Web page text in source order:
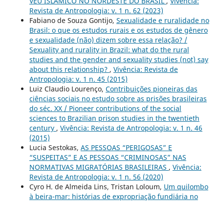
Revista de Antropologia: v. 1 n. 62 (2023)
Fabiano de Souza Gontijo, Sexualidade e ruralidade no
Brasil: o que os estudos rurais e os estudos de gênero
e sexualidade (não) dizem sobre essa relação? /
Sexuality and rurality in Brazil: what do the rural
studies and the gender and sexuality studies (not) say
about this relationship? , Vivência: Revista de
Antropologia: v. 1 n. 45 (2015)
Luiz Claudio Lourenço, Contribuições pioneiras das
ciências sociais no estudo sobre as prisões brasileiras
do séc. XX / Pioneer contributions of the social
sciences to Brazilian prison studies in the twentieth
century , Vivência: Revista de Antropologia: v. 1 n. 46
(2015)
Lucia Sestokas, AS PESSOAS “PERIGOSAS” E
“SUSPEITAS” E AS PESSOAS “CRIMINOSAS” NAS
NORMATIVAS MIGRATÓRIAS BRASILEIRAS , Vivência:
Revista de Antropologia: v. 1 n. 56 (2020)
Cyro H. de Almeida Lins, Tristan Loloum, Um quilombo
à beira-mar: histórias de expropriação fundiária no